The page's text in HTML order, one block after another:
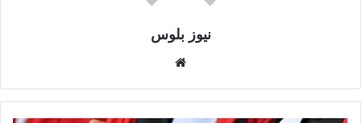
نيوز بلوس